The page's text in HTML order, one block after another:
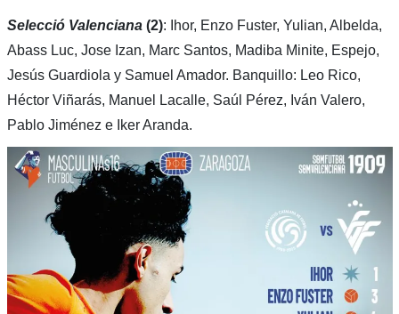
Selecció Valenciana (2): Ihor, Enzo Fuster, Yulian, Albelda,
Abass Luc, Jose Izan, Marc Santos, Madiba Minite, Espejo,
Jesús Guardiola y Samuel Amador. Banquillo: Leo Rico,
Héctor Viñarás, Manuel Lacalle, Saúl Pérez, Iván Valero,
Pablo Jiménez e Iker Aranda.